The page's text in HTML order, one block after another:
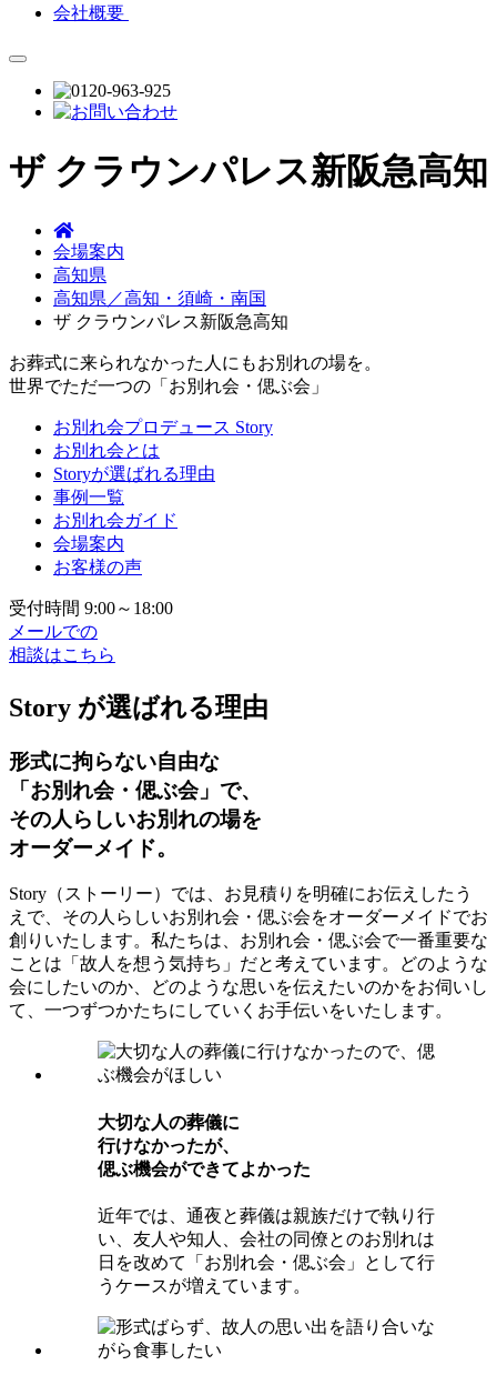
会社概要
ザ クラウンパレス新阪急高知
会場案内
高知県
高知県／高知・須崎・南国
ザ クラウンパレス新阪急高知
お葬式に来られなかった人にもお別れの場を。
世界でただ一つの「お別れ会・偲ぶ会」
お別れ会プロデュース Story
お別れ会とは
Storyが選ばれる理由
事例一覧
お別れ会ガイド
会場案内
お客様の声
受付時間 9:00～18:00
メールでの
相談はこちら
Story が選ばれる理由
形式に拘らない自由な
「お別れ会・偲ぶ会」で、
その人らしいお別れの場を
オーダーメイド。
Story（ストーリー）では、お見積りを明確にお伝えしたう
えで、その人らしいお別れ会・偲ぶ会をオーダーメイドでお
創りいたします。私たちは、お別れ会・偲ぶ会で一番重要な
ことは「故人を想う気持ち」だと考えています。どのような
会にしたいのか、どのような思いを伝えたいのかをお伺いし
て、一つずつかたちにしていくお手伝いをいたします。
⼤切な⼈の葬儀に
⾏けなかったが、
偲ぶ機会ができてよかった
近年では、通夜と葬儀は親族だけで執り行
い、友人や知人、会社の同僚とのお別れは
日を改めて「お別れ会・偲ぶ会」として行
うケースが増えています。